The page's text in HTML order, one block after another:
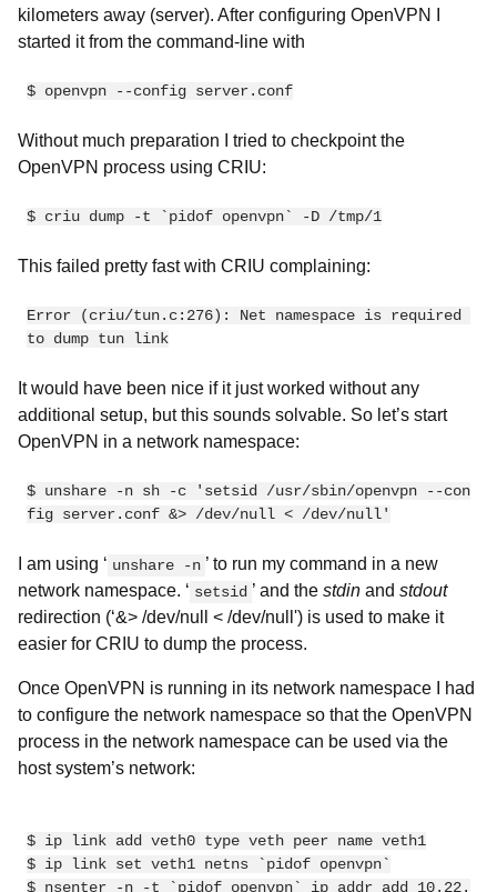
kilometers away (server). After configuring OpenVPN I
started it from the command-line with
$ openvpn --config server.conf
Without much preparation I tried to checkpoint the
OpenVPN process using CRIU:
$ criu dump -t `pidof openvpn` -D /tmp/1
This failed pretty fast with CRIU complaining:
Error (criu/tun.c:276): Net namespace is required
to dump tun link
It would have been nice if it just worked without any
additional setup, but this sounds solvable. So let’s start
OpenVPN in a network namespace:
$ unshare -n sh -c 'setsid /usr/sbin/openvpn --con
fig server.conf &> /dev/null < /dev/null'
I am using ‘ unshare -n ’ to run my command in a new
network namespace. ‘ setsid ’ and the stdin and stdout
redirection (‘&> /dev/null < /dev/null') is used to make it
easier for CRIU to dump the process.
Once OpenVPN is running in its network namespace I had
to configure the network namespace so that the OpenVPN
process in the network namespace can be used via the
host system’s network:
$ ip link add veth0 type veth peer name veth1
$ ip link set veth1 netns `pidof openvpn`
$ nsenter -n -t `pidof openvpn` ip addr add 10.22.